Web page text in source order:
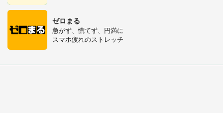
ゼロまる
急がず、慌てず、円満に
スマホ疲れのストレッチ